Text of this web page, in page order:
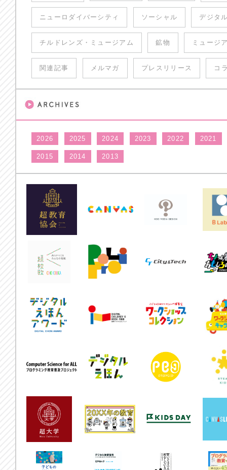
ニューロダイバーシティ ソーシャル デジタ
チルドレンズ・ミュージアム 鉱物 ミュージ
関連記事 メルマガ プレスリリース コ
2026 2025 2024 2023 2022 2021
2015 2014 2013